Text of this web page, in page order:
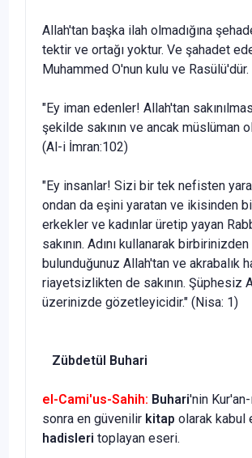
Allah'tan başka ilah olmadığına
tektir ve ortağı yoktur. Ve şahadet
Muhammed O'nun kulu ve Rasülü'dür.
"Ey iman edenler! Allah'tan
şekilde sakının ve ancak müslüman
(Al-i İmran:102)
"Ey insanlar! Sizi bir tek nefisten
ondan da eşini ya­ratan ve ikisinden
erkekler ve kadınlar üretip yayan
sakının. Adını kullanarak
bulunduğunuz Allah'tan ve akrabalık
riayetsizlikten de sakının. Şüphesiz
üzerinizde gözetleyicidir." (Nisa: 1)
Zübdetül Buhari
eI-Cami'us-Sahih: Buhari'nin
sonra en güve­nilir kitap olarak kabul
hadisleri toplayan eseri.